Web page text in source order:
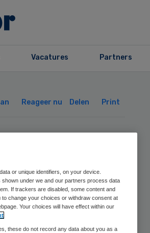
Vacatures Partners
Reageer nu Delen Print
met
or unique identifiers, on your device.
under we and our partners process data
If trackers are disabled, some content and
change your choices or withdraw consent at
Your choices will have effect within our
these do not record any data about you as a